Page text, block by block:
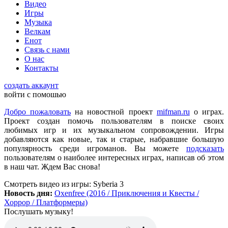
всех категорий людей, которые в той или иной форме
интересуются играми и геймерской индустрией в целом.
ometu:новости для женщин
Mifman:
Обновите, пожалуйста, игру Garry's Mod
Игра обновлена
lexafrog:
Обновите, пожалуйста, игру Garry's Mod. Много
обнов вышло, а на сайте старенькая...
cord: Grisha,
Да, есть такая и даже с дополнительной модификацией
StarCraft Cartooned (мультяшки).
Вот она:StarCraft Remastered
Видео
Игры
Музыка
Велкам
Енот
Связь с нами
О нас
Контакты
создать аккаунт
войти с помошью
Добро пожаловать на новостной проект mifman.ru о играх.
Проект создан помочь пользователям в поиске своих
любимых игр и их музыкальном сопровождении. Игры
добавляются как новые, так и старые, набравшие большую
популярность среди игроманов. Вы можете подсказать
пользователям о наиболее интересных играх, написав об этом
в наш чат. Ждем Вас снова!
Смотреть видео из игры: Syberia 3
Новость дня: Oxenfree (2016 / Приключения и Квесты /
Хоррор / Платформеры)
Послушать музыку!